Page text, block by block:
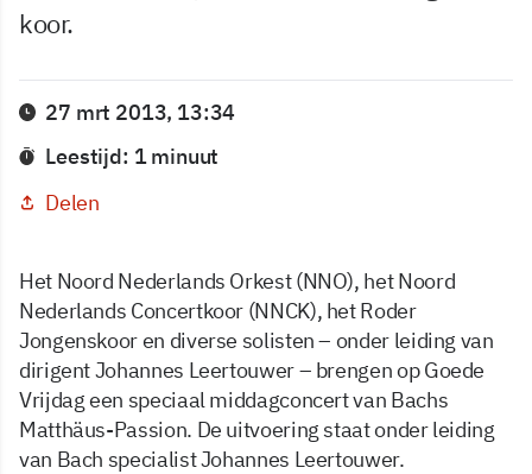
koor.
27 mrt 2013, 13:34
Leestijd: 1 minuut
Delen
Het Noord Nederlands Orkest (NNO), het Noord
Nederlands Concertkoor (NNCK), het Roder
Jongenskoor en diverse solisten – onder leiding van
dirigent Johannes Leertouwer – brengen op Goede
Vrijdag een speciaal middagconcert van Bachs
Matthäus-Passion. De uitvoering staat onder leiding
van Bach specialist Johannes Leertouwer.